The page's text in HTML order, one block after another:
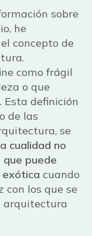
sobre
he
concepto de
como frágil
o que
Esta definición
de las
se
cualidad no
puede
exótica cuando
con los que se
arquitectura